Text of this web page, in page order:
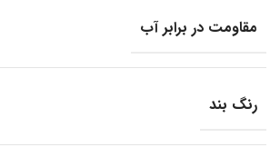
مقاومت در برابر آب
رنگ بند